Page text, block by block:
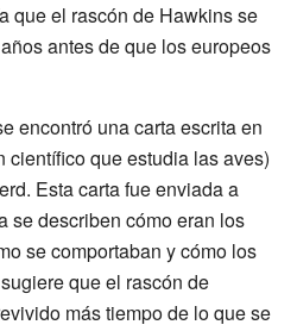
que el rascón de Hawkins se
antes de que los europeos
encontró una carta escrita en
científico que estudia las aves)
Esta carta fue enviada a
se describen cómo eran los
se comportaban y cómo los
que el rascón de
más tiempo de lo que se